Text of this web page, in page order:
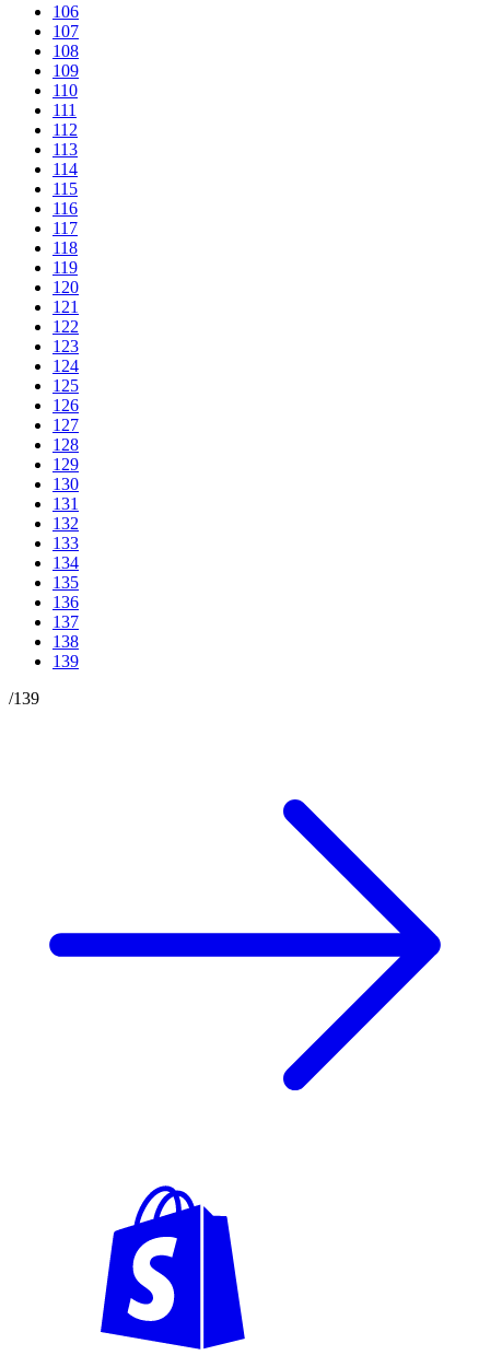
106
107
108
109
110
111
112
113
114
115
116
117
118
119
120
121
122
123
124
125
126
127
128
129
130
131
132
133
134
135
136
137
138
139
/139